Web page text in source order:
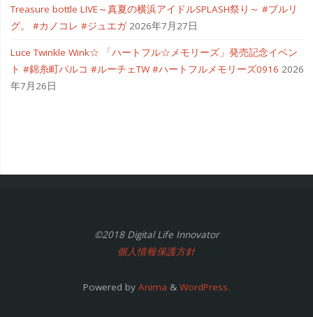
Treasure bottle LIVE～真夏の横浜アイドルSPLASH祭り～ #ブルリ
グ。 #カノコレ #ジュエガ 2026年7月27日
Luce Twinkle Wink☆ 「ハートフル☆メモリーズ」発売記念イベン
ト #錦糸町パルコ #ルーチェTW #ハートフルメモリーズ0916 2026
年7月26日
©2018 Digital Life Innovator
個人情報保護方針
Powered by Anima & WordPress.